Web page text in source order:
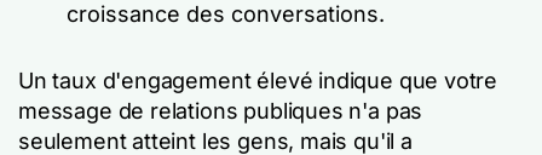
croissance des conversations.
Un taux d'engagement élevé indique que votre
message de relations publiques n'a pas
seulement atteint les gens, mais qu'il a